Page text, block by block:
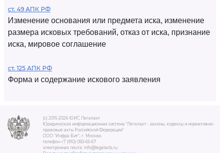
ст. 49 АПК РФ
Изменение основания или предмета иска, изменение
размера исковых требований, отказ от иска, признание
иска, мировое соглашение
ст. 125 АПК РФ
Форма и содержание искового заявления
(c) 2015-2026 ЮИС Легалакт
Юридическая информационная система "Легалакт - законы, кодексы и нормативно-
правовые акты Российской Федерации"
ООО "Инфра-Бит", г. Москва.
телефон +7 (910) 050-65-67
электронная почта: info@legalacts.ru